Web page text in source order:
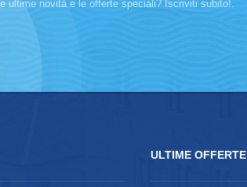
ultime novità e le offerte speciali? Iscriviti subito!.
ULTIME OFFERTE